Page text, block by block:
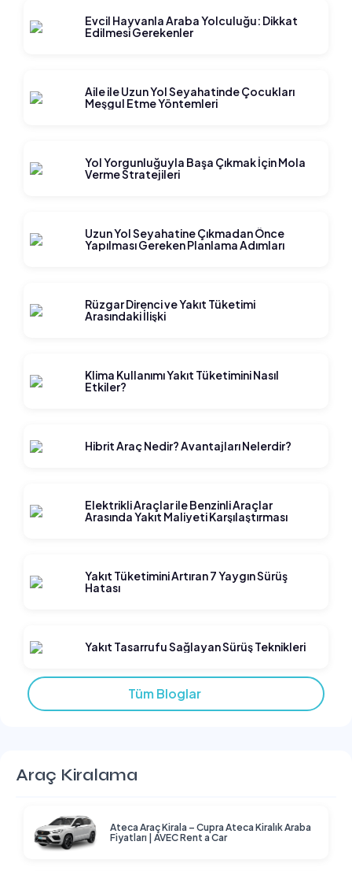
Evcil Hayvanla Araba Yolculuğu: Dikkat
Edilmesi Gerekenler
Aile ile Uzun Yol Seyahatinde Çocukları
Meşgul Etme Yöntemleri
Yol Yorgunluğuyla Başa Çıkmak İçin Mola
Verme Stratejileri
Uzun Yol Seyahatine Çıkmadan Önce
Yapılması Gereken Planlama Adımları
Rüzgar Direnci ve Yakıt Tüketimi
Arasındaki İlişki
Klima Kullanımı Yakıt Tüketimini Nasıl
Etkiler?
Hibrit Araç Nedir? Avantajları Nelerdir?
Elektrikli Araçlar ile Benzinli Araçlar
Arasında Yakıt Maliyeti Karşılaştırması
Yakıt Tüketimini Artıran 7 Yaygın Sürüş
Hatası
Yakıt Tasarrufu Sağlayan Sürüş Teknikleri
Tüm Bloglar
Araç Kiralama
Ateca Araç Kirala – Cupra Ateca Kiralık Araba
Fiyatları | AVEC Rent a Car